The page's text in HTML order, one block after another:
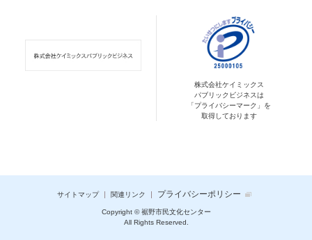
株式会社ケイミックス
パブリックビジネスは
「プライバシーマーク」を
取得しております
サイトマップ 関連リンク プライバシーポリシー
Copyright © 裾野市民文化センター
All Rights Reserved.